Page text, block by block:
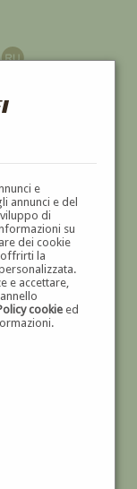
e
annunci e del
di
su
dei cookie
la
e accettare,
cookieed
E '900